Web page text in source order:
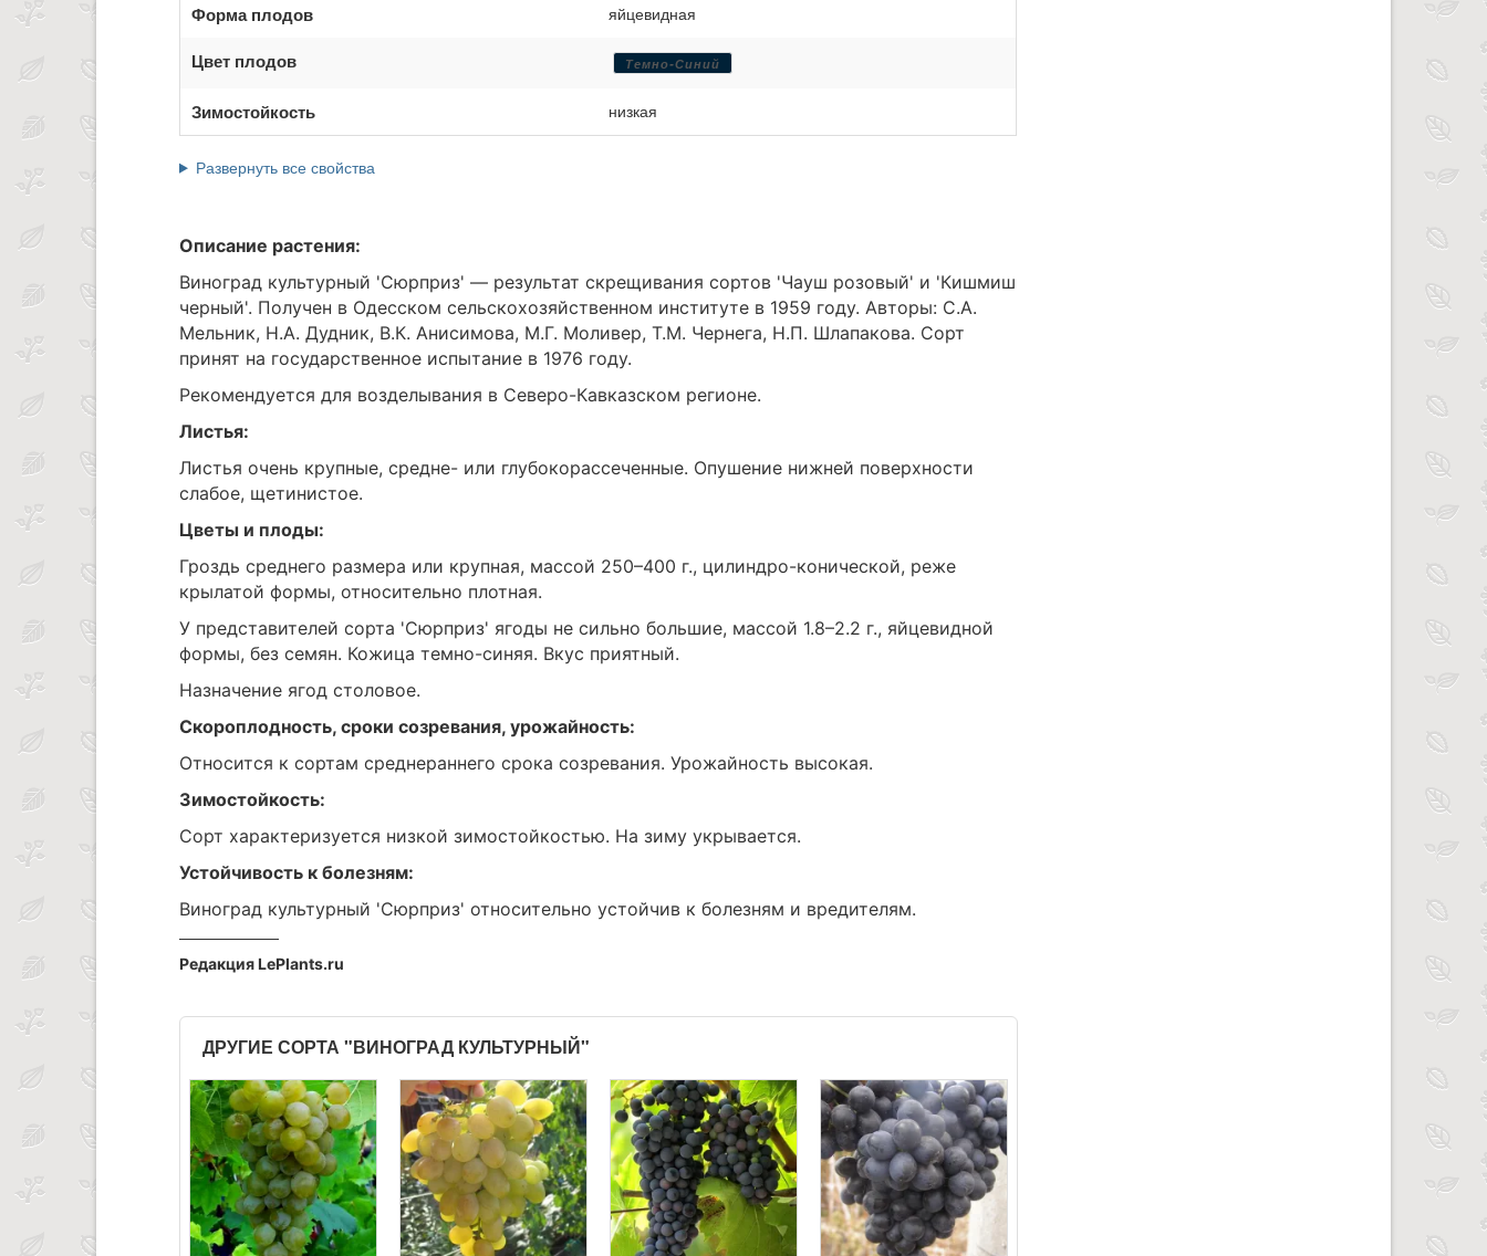
Форма плодов яйцевидная
Цвет плодов Темно-Синий
Зимостойкость низкая
Развернуть все свойства
Описание растения:
Виноград культурный 'Сюрприз' — результат скрещивания сортов 'Чауш розовый' и 'Кишмиш
черный'. Получен в Одесском сельскохозяйственном институте в 1959 году. Авторы: С.А.
Мельник, Н.А. Дудник, В.К. Анисимова, М.Г. Моливер, Т.М. Чернега, Н.П. Шлапакова. Сорт
принят на государственное испытание в 1976 году.
Рекомендуется для возделывания в Северо-Кавказском регионе.
Листья:
Листья очень крупные, средне- или глубокорассеченные. Опушение нижней поверхности
слабое, щетинистое.
Цветы и плоды:
Гроздь среднего размера или крупная, массой 250–400 г., цилиндро-конической, реже
крылатой формы, относительно плотная.
У представителей сорта 'Сюрприз' ягоды не сильно большие, массой 1.8–2.2 г., яйцевидной
формы, без семян. Кожица темно-синяя. Вкус приятный.
Назначение ягод столовое.
Скороплодность, сроки созревания, урожайность:
Относится к сортам среднераннего срока созревания. Урожайность высокая.
Зимостойкость:
Сорт характеризуется низкой зимостойкостью. На зиму укрывается.
Устойчивость к болезням:
Виноград культурный 'Сюрприз' относительно устойчив к болезням и вредителям.
Редакция LePlants.ru
ДРУГИЕ СОРТА "ВИНОГРАД КУЛЬТУРНЫЙ"